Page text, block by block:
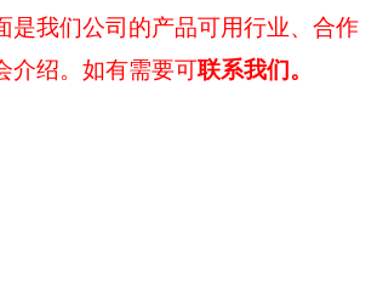
是我们公司的产品可用行业、合作
介绍。如有需要可联系我们。